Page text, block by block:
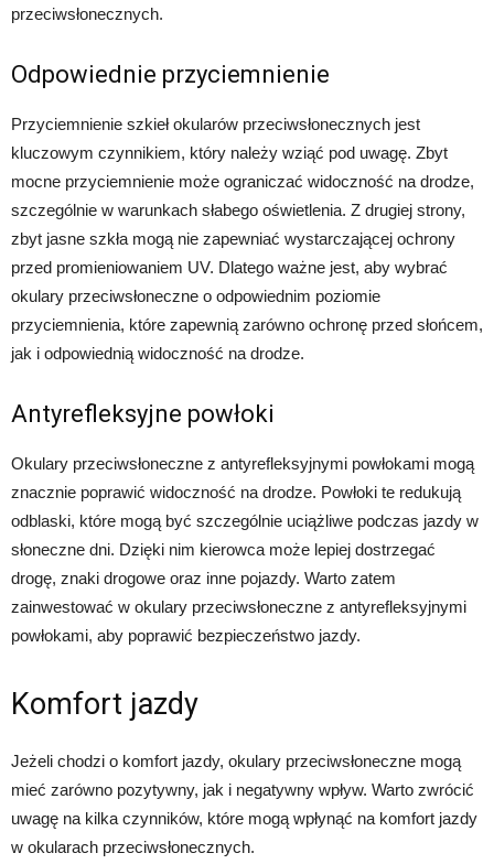
przeciwsłonecznych.
Odpowiednie przyciemnienie
Przyciemnienie szkieł okularów przeciwsłonecznych jest
kluczowym czynnikiem, który należy wziąć pod uwagę. Zbyt
mocne przyciemnienie może ograniczać widoczność na drodze,
szczególnie w warunkach słabego oświetlenia. Z drugiej strony,
zbyt jasne szkła mogą nie zapewniać wystarczającej ochrony
przed promieniowaniem UV. Dlatego ważne jest, aby wybrać
okulary przeciwsłoneczne o odpowiednim poziomie
przyciemnienia, które zapewnią zarówno ochronę przed słońcem,
jak i odpowiednią widoczność na drodze.
Antyrefleksyjne powłoki
Okulary przeciwsłoneczne z antyrefleksyjnymi powłokami mogą
znacznie poprawić widoczność na drodze. Powłoki te redukują
odblaski, które mogą być szczególnie uciążliwe podczas jazdy w
słoneczne dni. Dzięki nim kierowca może lepiej dostrzegać
drogę, znaki drogowe oraz inne pojazdy. Warto zatem
zainwestować w okulary przeciwsłoneczne z antyrefleksyjnymi
powłokami, aby poprawić bezpieczeństwo jazdy.
Komfort jazdy
Jeżeli chodzi o komfort jazdy, okulary przeciwsłoneczne mogą
mieć zarówno pozytywny, jak i negatywny wpływ. Warto zwrócić
uwagę na kilka czynników, które mogą wpłynąć na komfort jazdy
w okularach przeciwsłonecznych.